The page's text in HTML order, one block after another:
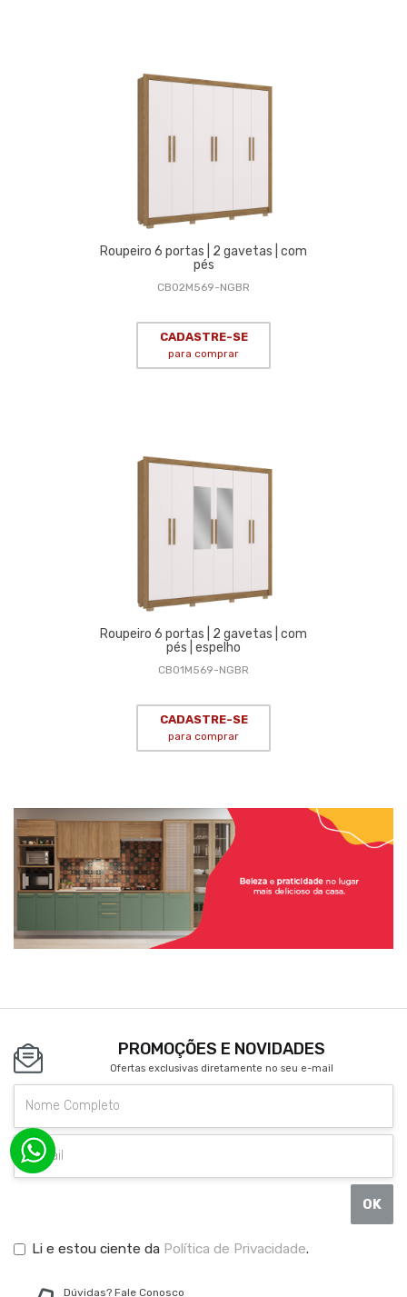
Roupeiro 6 portas | 2 gavetas | com
pés
CB02M569-NGBR
CADASTRE-SE
para comprar
Roupeiro 6 portas | 2 gavetas | com
pés | espelho
CB01M569-NGBR
CADASTRE-SE
para comprar
PROMOÇÕES E NOVIDADES
Ofertas exclusivas diretamente no seu e-mail
OK
Li e estou ciente da Política de Privacidade.
Dúvidas? Fale Conosco